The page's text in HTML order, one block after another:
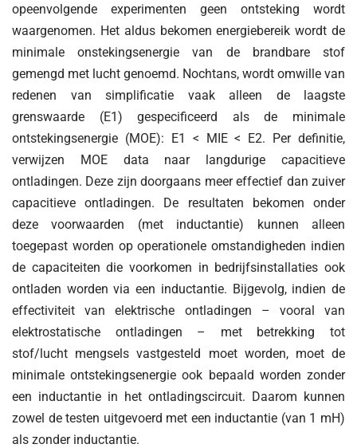
opeenvolgende experimenten geen ontsteking wordt
waargenomen. Het aldus bekomen energiebereik wordt de
minimale onstekingsenergie van de brandbare stof
gemengd met lucht genoemd. Nochtans, wordt omwille van
redenen van simplificatie vaak alleen de laagste
grenswaarde (E1) gespecificeerd als de minimale
ontstekingsenergie (MOE): E1 < MIE < E2. Per definitie,
verwijzen MOE data naar langdurige capacitieve
ontladingen. Deze zijn doorgaans meer effectief dan zuiver
capacitieve ontladingen. De resultaten bekomen onder
deze voorwaarden (met inductantie) kunnen alleen
toegepast worden op operationele omstandigheden indien
de capaciteiten die voorkomen in bedrijfsinstallaties ook
ontladen worden via een inductantie. Bijgevolg, indien de
effectiviteit van elektrische ontladingen – vooral van
elektrostatische ontladingen – met betrekking tot
stof/lucht mengsels vastgesteld moet worden, moet de
minimale ontstekingsenergie ook bepaald worden zonder
een inductantie in het ontladingscircuit. Daarom kunnen
zowel de testen uitgevoerd met een inductantie (van 1 mH)
als zonder inductantie.